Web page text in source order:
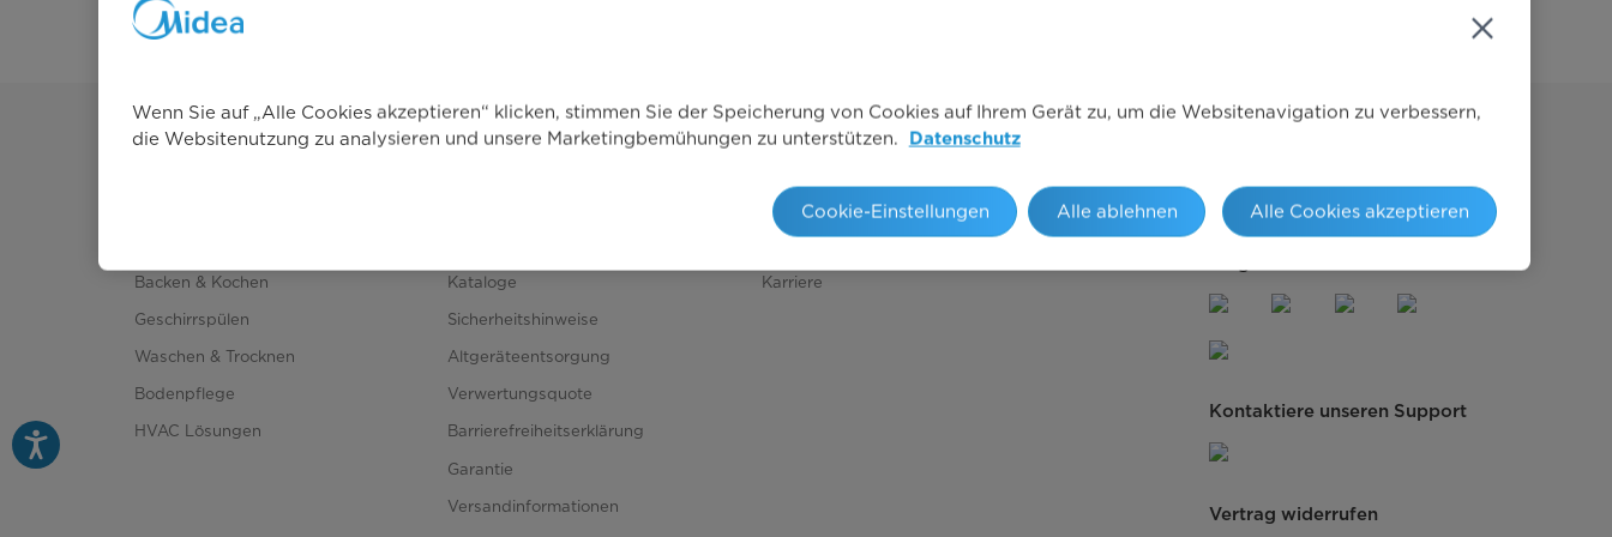
Backen & Kochen
Geschirrspülen
Waschen & Trocknen
Bodenpflege
HVAC Lösungen
Kataloge
Sicherheitshinweise
Altgeräteentsorgung
Verwertungsquote
Barrierefreiheitserklärung
Garantie
Versandinformationen
Über Midea
Presse
Karriere
Kontaktiere unseren Support
Vertrag widerrufen
Wenn Sie auf „Alle Cookies akzeptieren“ klicken, stimmen Sie der Speicherung von Cookies auf Ihrem Gerät zu, um die Websitenavigation zu verbessern,
die Websitenutzung zu analysieren und unsere Marketingbemühungen zu unterstützen.
Datenschutz
Alle ablehnen Alle Cookies akzeptieren
Cookie-Einstellungen